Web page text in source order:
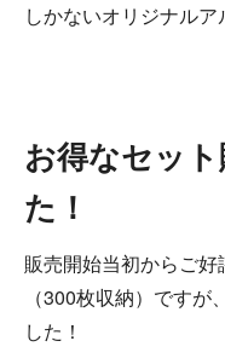
しかないオリジナルア
お得なセッ
た！
販売開始当初からご
（300枚収納）です
した！